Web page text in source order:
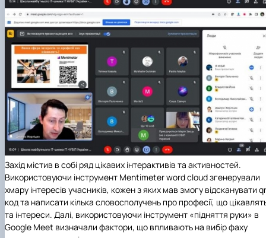
Захід містив в собі ряд цікавих інтерактивів та активностей.
Використовуючи інструмент Mentimeter word cloud згенерували
хмару інтересів учасників, кожен з яких мав змогу відсканувати qr
код та написати кілька словосполучень про професії, що
та інтереси. Далі, використовуючи інструмент «підняття руки» в
Google Meet визначали фактори, що впливають на вибір фаху